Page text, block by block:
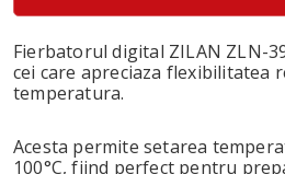
Fierbatorul digital ZILAN ZLN-
cei care apreciaza flexibilitatea
temperatura.
Acesta permite setarea
100°C, fiind perfect pentru